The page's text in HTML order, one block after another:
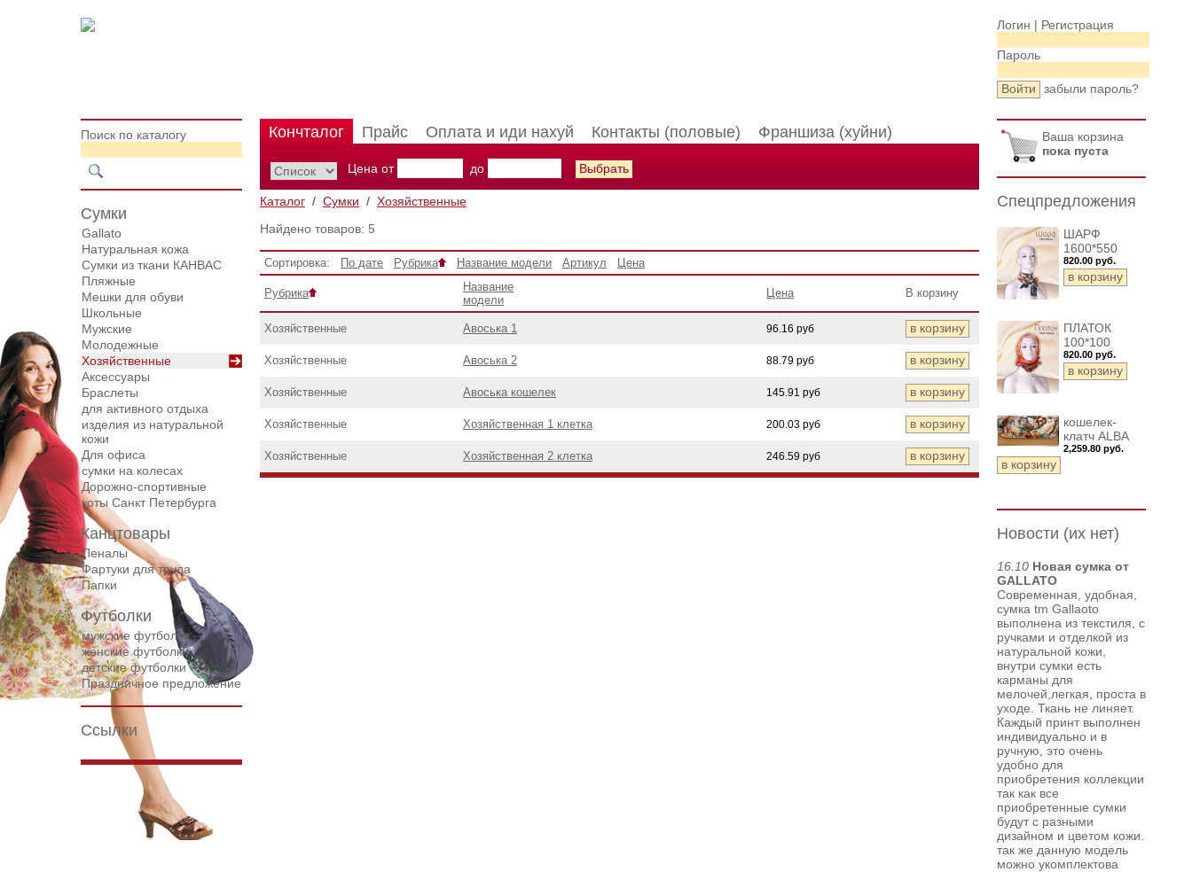
Логин | Регистрация
Пароль
забыли пароль?
Поиск по каталогу
Сумки
Gallato
Натуральная кожа
Сумки из ткани КАНВАС
Пляжные
Мешки для обуви
Школьные
Мужские
Молодежные
Хозяйственные
Аксессуары
Браслеты
для активного отдыха
изделия из натуральной
кожи
Для офиса
сумки на колесах
Дорожнo-спортивные
коты Санкт Петербурга
Канцтовары
Пеналы
Фартуки для труда
Папки
Футболки
мужские футболки
женские футболки
детские футболки
Праздничное предложение
Ссылки
Кончталог Прайс Оплата и иди нахуй Контакты (половые) Франшиза (хуйни)
Цена от до
Каталог / Сумки / Хозяйственные
Найдено товаров: 5
Сортировка: По дате Рубрика Название модели Артикул Цена
Рубрика
Название
модели
Цена В корзину
Хозяйственные Авоська 1 96.16 руб
Хозяйственные Авоська 2 88.79 руб
Хозяйственные Авоська кошелек 145.91 руб
Хозяйственные Хозяйственная 1 клетка 200.03 руб
Хозяйственные Хозяйственная 2 клетка 246.59 руб
Ваша корзина
пока пуста
Спецпредложения
ШАРФ
1600*550
820.00 руб.
ПЛАТОК
100*100
820.00 руб.
кошелек-
клатч ALBA
2,259.80 руб.
Новости (их нет)
16.10 Новая сумка от
GALLATO
Современная, удобная,
сумка tm Gallaoto
выполнена из текстиля, с
ручками и отделкой из
натуральной кожи,
внутри сумки есть
карманы для
мелочей,легкая, проста в
уходе. Ткань не линяет.
Каждый принт выполнен
индивидуально и в
ручную, это очень
удобно для
приобретения коллекции
так как все
приобретенные сумки
будут с разными
дизайном и цветом кожи.
так же данную модель
можно укомплектова